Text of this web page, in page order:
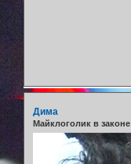
Дима
Майклоголик в законе